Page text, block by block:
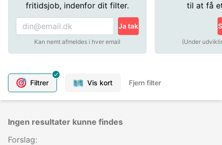
fritidsjob, indenfor dit filter.
Ja tak
Kan nemt afmeldes i hver email
til at få
(Under
Filtrer Vis kort Fjern filter
Ingen resultater kunne findes
Forslag: